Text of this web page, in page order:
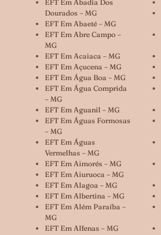
EFT Em Abadia Dos
Dourados – MG
EFT Em Abaeté – MG
EFT Em Abre Campo –
MG
EFT Em Acaiaca – MG
EFT Em Açucena – MG
EFT Em Água Boa – MG
EFT Em Água Comprida
– MG
EFT Em Aguanil – MG
EFT Em Águas Formosas
– MG
EFT Em Águas
Vermelhas – MG
EFT Em Aimorés – MG
EFT Em Aiuruoca – MG
EFT Em Alagoa – MG
EFT Em Albertina – MG
EFT Em Além Paraíba –
MG
EFT Em Alfenas – MG